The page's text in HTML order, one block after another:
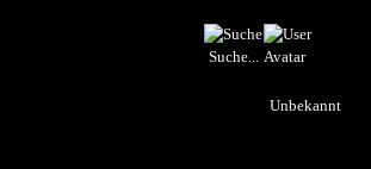
Suche...
Unbekannt